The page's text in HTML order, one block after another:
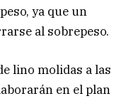
ya que un
al sobrepeso.
lino molidas a las
en el plan